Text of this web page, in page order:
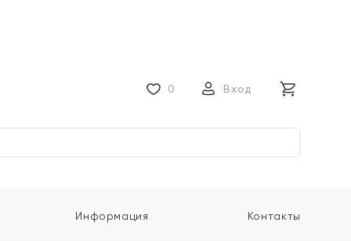
0 Вход
Информация Контакты